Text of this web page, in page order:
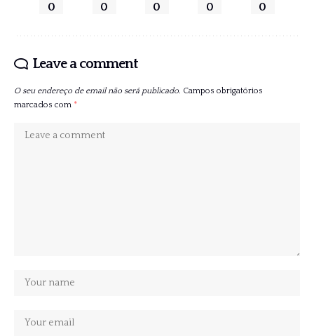
0 0 0 0 0
Leave a comment
O seu endereço de email não será publicado. Campos obrigatórios
marcados com *